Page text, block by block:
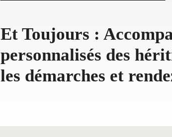
Et Toujours :
personnalisés des
les démarches et